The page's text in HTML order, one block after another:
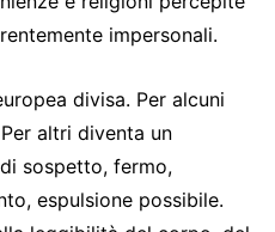
impersonali.
divisa. Per alcuni
altri diventa un
sospetto, fermo,
espulsione possibile.